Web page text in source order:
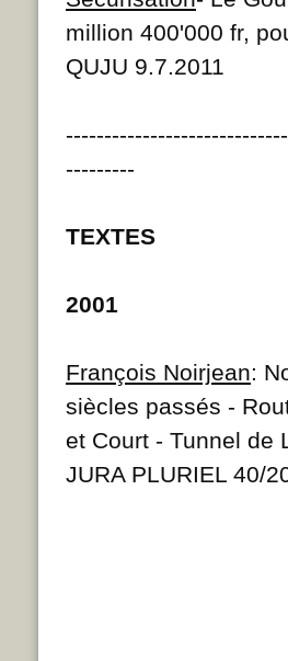
million 400'000 fr,
QUJU 9.7.2011
---------
TEXTES
2001
François Noirjean:
siècles passés -
et Court - Tunnel de
JURA PLURIEL 40/